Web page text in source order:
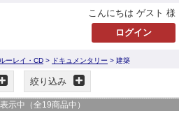
こんにちは ゲスト 様
ーレイ・CD > ドキュメンタリー > 建築
絞り込み
示中（全19商品中）